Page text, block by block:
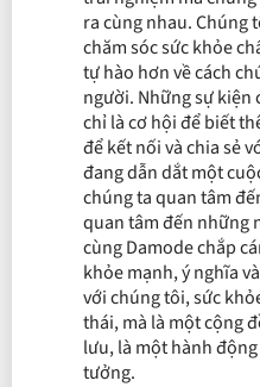
ra cùng nhau. Chúng
chăm sóc sức khỏe
tự hào hơn về cách
người. Những sự
chỉ là cơ hội để biết
để kết nối và chia sẻ
đang dẫn dắt một
chúng ta quan tâm
quan tâm đến những
cùng Damode chắp
khỏe mạnh, ý nghĩa
với chúng tôi, sức
thái, mà là một cộng
lưu, là một hành
tưởng.